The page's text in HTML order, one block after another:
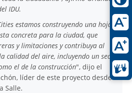
IDU.
estamos construyendo una hoja de
concreta para la ciudad, que
y limitaciones y contribuya al
calidad del aire, incluyendo un sector
el de la construcción", dijo el
líder de este proyecto desde la
Salle.